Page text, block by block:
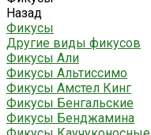
Назад
Фикусы
Другие виды фикусов
Фикусы Али
Фикусы Альтиссимо
Фикусы Амстел Кинг
Фикусы Бенгальские
Фикусы Бенджамина